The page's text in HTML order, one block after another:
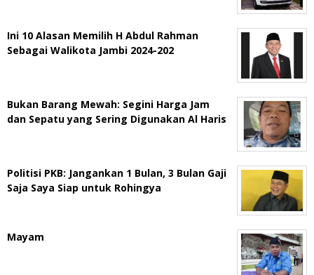
Ini 10 Alasan Memilih H Abdul Rahman
Sebagai Walikota Jambi 2024-202
Bukan Barang Mewah: Segini Harga Jam
dan Sepatu yang Sering Digunakan Al Haris
Politisi PKB: Jangankan 1 Bulan, 3 Bulan Gaji
Saja Saya Siap untuk Rohingya
Mayam